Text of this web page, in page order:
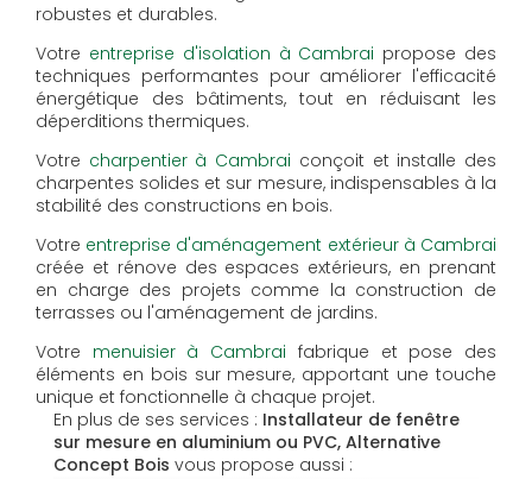
robustes et durables.
Votre entreprise d'isolation à Cambrai propose des
techniques performantes pour améliorer l'efficacité
énergétique des bâtiments, tout en réduisant les
déperditions thermiques.
Votre charpentier à Cambrai conçoit et installe des
charpentes solides et sur mesure, indispensables à la
stabilité des constructions en bois.
Votre entreprise d'aménagement extérieur à Cambrai
créée et rénove des espaces extérieurs, en prenant
en charge des projets comme la construction de
terrasses ou l'aménagement de jardins.
Votre menuisier à Cambrai fabrique et pose des
éléments en bois sur mesure, apportant une touche
unique et fonctionnelle à chaque projet.
En plus de ses services : Installateur de fenêtre
sur mesure en aluminium ou PVC, Alternative
Concept Bois vous propose aussi :